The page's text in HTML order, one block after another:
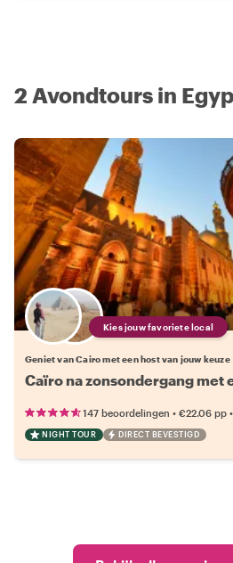
2 Avondtours in
Kies jouw favoriete local
Geniet van Cairo met een host van jouw keuze
Caïro na zonsondergang met
147 beoordelingen • €22.06 pp •
NIGHT TOUR DIRECT BEVESTIGD